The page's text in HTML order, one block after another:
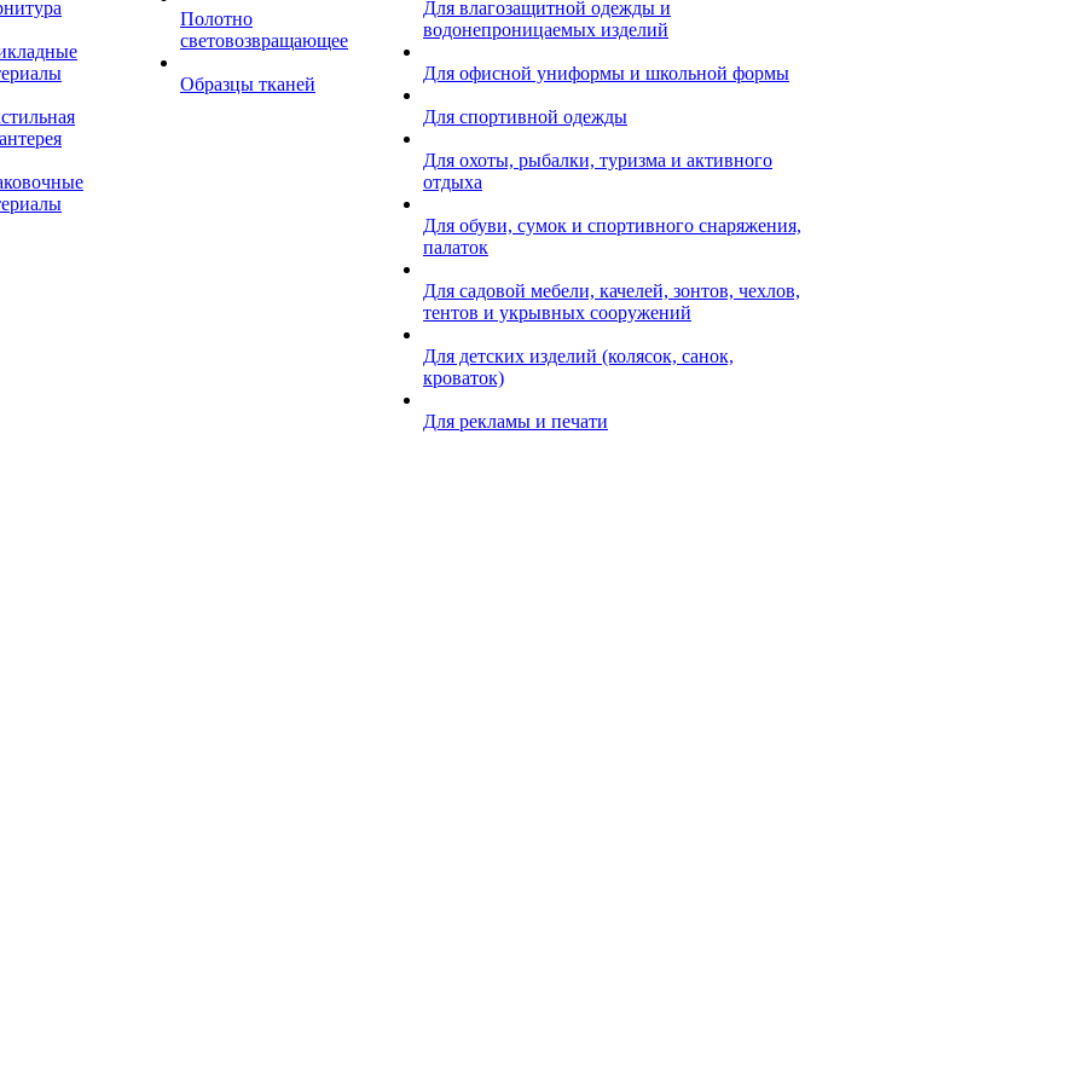
Полотно
световозвращающее
Образцы тканей
Для влагозащитной одежды и
водонепроницаемых изделий
Для офисной униформы и школьной формы
Для спортивной одежды
Для охоты, рыбалки, туризма и активного
отдыха
Для обуви, сумок и спортивного снаряжения,
палаток
Для садовой мебели, качелей, зонтов, чехлов,
тентов и укрывных сооружений
Для детских изделий (колясок, санок,
кроваток)
Для рекламы и печати